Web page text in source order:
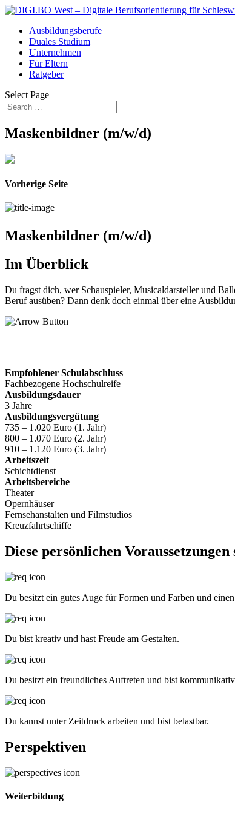
Ausbildungsberufe
Duales Studium
Unternehmen
Für Eltern
Ratgeber
Select Page
Maskenbildner (m/w/d)
Vorherige Seite
Maskenbildner (m/w/d)
Im Überblick
Du fragst dich, wer Schauspieler, Musicaldarsteller und
Beruf ausüben? Dann denk doch einmal über eine
Empfohlener Schulabschluss
Fachbezogene Hochschulreife
Ausbildungsdauer
3 Jahre
Ausbildungsvergütung
735 – 1.020 Euro (1. Jahr)
800 – 1.070 Euro (2. Jahr)
910 – 1.120 Euro (3. Jahr)
Arbeitszeit
Schichtdienst
Arbeitsbereiche
Theater
Opernhäuser
Fernsehanstalten und Filmstudios
Kreuzfahrtschiffe
Diese persönlichen
Du besitzt ein gutes Auge für Formen und Farben und
Du bist kreativ und hast Freude am Gestalten.
Du besitzt ein freundliches Auftreten und bist
Du kannst unter Zeitdruck arbeiten und bist belastbar.
Perspektiven
Weiterbildung